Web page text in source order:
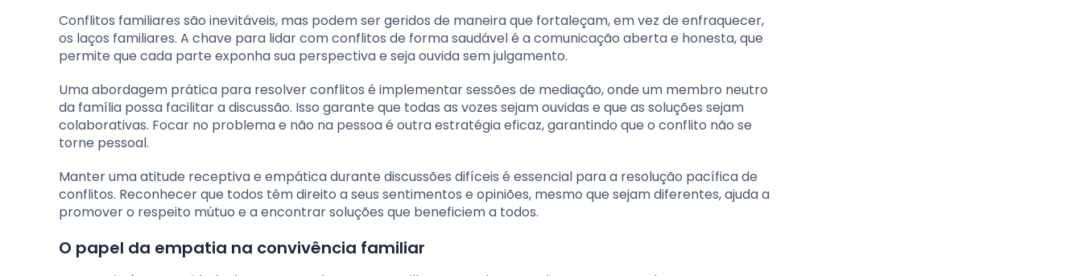
Conflitos familiares são inevitáveis, mas podem ser geridos de maneira que fortaleçam, em vez de enfraquecer,
os laços familiares. A chave para lidar com conflitos de forma saudável é a comunicação aberta e honesta, que
permite que cada parte exponha sua perspectiva e seja ouvida sem julgamento.
Uma abordagem prática para resolver conflitos é implementar sessões de mediação, onde um membro neutro
da família possa facilitar a discussão. Isso garante que todas as vozes sejam ouvidas e que as soluções sejam
colaborativas. Focar no problema e não na pessoa é outra estratégia eficaz, garantindo que o conflito não se
torne pessoal.
Manter uma atitude receptiva e empática durante discussões difíceis é essencial para a resolução pacífica de
conflitos. Reconhecer que todos têm direito a seus sentimentos e opiniões, mesmo que sejam diferentes, ajuda a
promover o respeito mútuo e a encontrar soluções que beneficiem a todos.
O papel da empatia na convivência familiar